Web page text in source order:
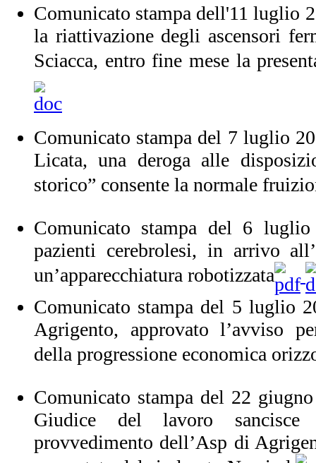
Comunicato stampa dell'11 luglio
la riattivazione degli ascensori
Sciacca, entro fine mese la
Comunicato stampa del 7 luglio
Licata, una deroga alle
storico” consente la normale
Comunicato stampa del 6
pazienti cerebrolesi, in arrivo
un’apparecchiatura robotizzata
Comunicato stampa del 5 luglio
Agrigento, approvato l’avviso
della progressione economica
Comunicato stampa del 22
Giudice del lavoro
provvedimento dell’Asp di